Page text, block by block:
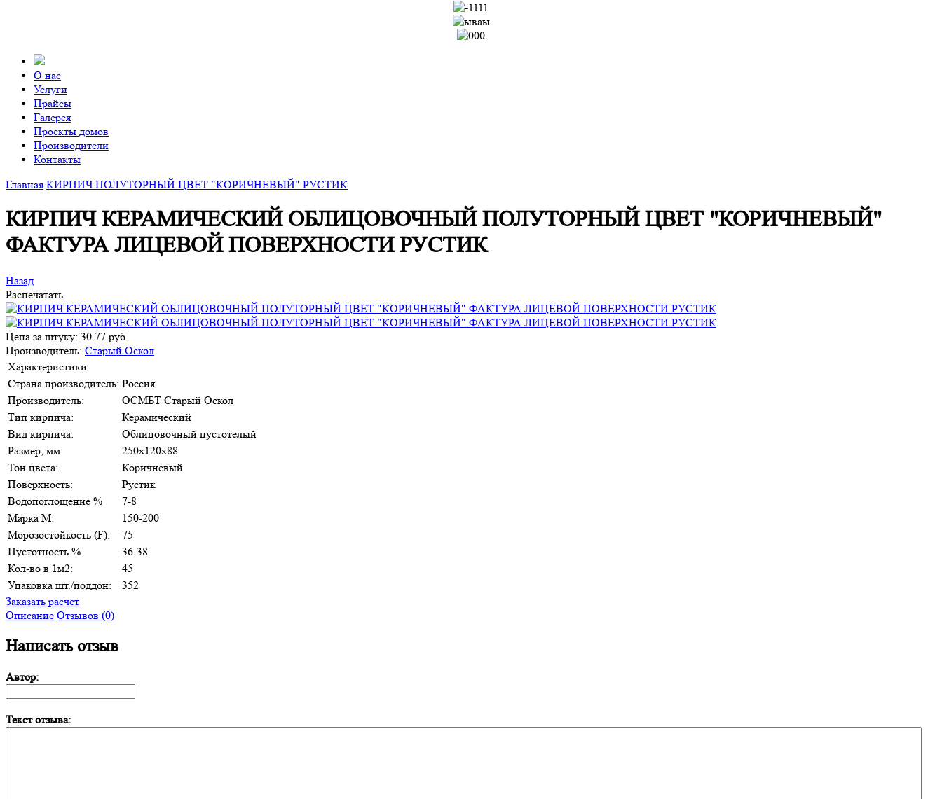
О нас
Услуги
Прайсы
Галерея
Проекты домов
Производители
Контакты
Главная КИРПИЧ ПОЛУТОРНЫЙ ЦВЕТ "КОРИЧНЕВЫЙ" РУСТИК
КИРПИЧ КЕРАМИЧЕСКИЙ ОБЛИЦОВОЧНЫЙ ПОЛУТОРНЫЙ ЦВЕТ "КОРИЧНЕВЫЙ"
ФАКТУРА ЛИЦЕВОЙ ПОВЕРХНОСТИ РУСТИК
Назад
Распечатать
Цена за штуку: 30.77 руб.
Производитель: Старый Оскол
Характеристики:
Страна производитель: Россия
Производитель:
ОСМБТ Старый Оскол
Тип кирпича:
Керамический
Вид кирпича:
Облицовочный пустотелый
Размер, мм
250х120х88
Тон цвета:
Коричневый
Поверхность:
Рустик
Водопоглощение %
7-8
Марка М:
150-200
Морозостойкость (F):
75
Пустотность %
36-38
Кол-во в 1м2:
45
Упаковка шт./поддон:
352
Заказать расчет
Описание Отзывов (0)
Написать отзыв
Автор:
Текст отзыва: